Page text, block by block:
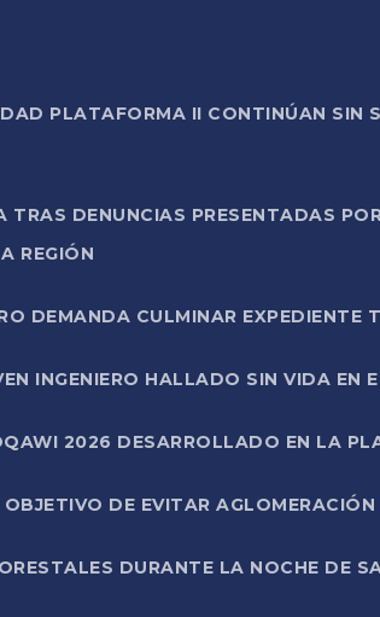
PLATAFORMA II CONTINÚAN SIN
TRAS DENUNCIAS PRESENTADAS
REGIÓN
DEMANDA CULMINAR EXPEDIENTE
INGENIERO HALLADO SIN VIDA EN
2026 DESARROLLADO EN LA
DE EVITAR AGLOMERACIÓN
DURANTE LA NOCHE DE